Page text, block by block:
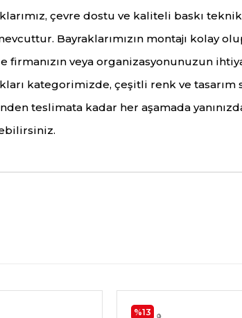
çevre dostu ve kaliteli baskı
Bayraklarımızın montajı kolay
firmanızın veya organizasyonunuzun
kategorimizde, çeşitli renk ve
teslimata kadar her aşamada
%13